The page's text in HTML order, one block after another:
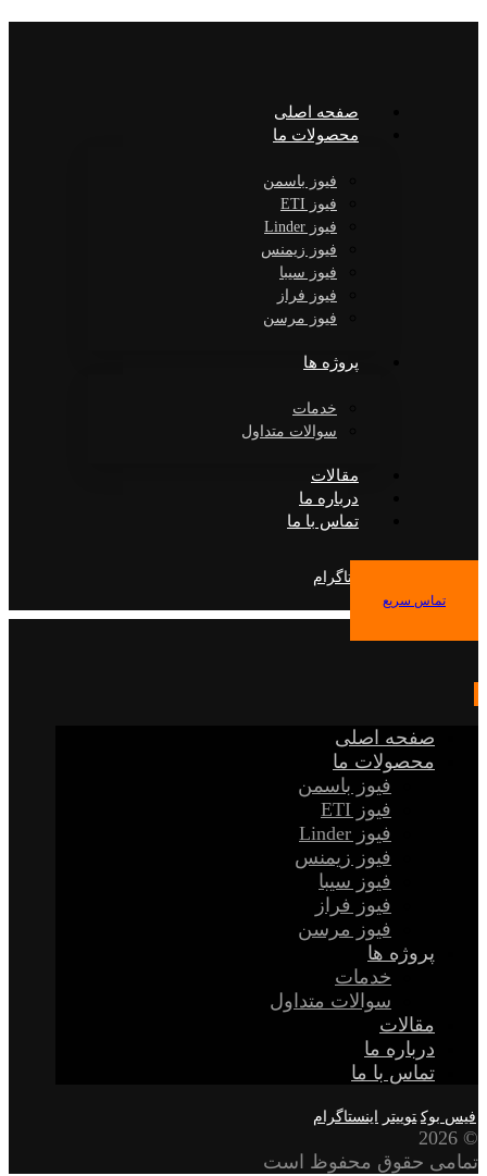
صفحه اصلی
محصولات ما
فیوز باسمن
فیوز ETI
فیوز Linder
فیوز زیمنس
فیوز سیبا
فیوز فراز
فیوز مرسن
پروژه ها
خدمات
سوالات متداول
مقالات
درباره ما
تماس با ما
اینستاگرام
تماس سریع
صفحه اصلی
محصولات ما
فیوز باسمن
فیوز ETI
فیوز Linder
فیوز زیمنس
فیوز سیبا
فیوز فراز
فیوز مرسن
پروژه ها
خدمات
سوالات متداول
مقالات
درباره ما
تماس با ما
فیس بوک توییتر اینستاگرام
© 2026
تمامی حقوق محفوظ است